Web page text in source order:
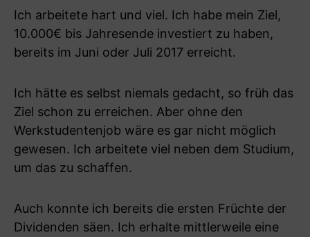
Ich arbeitete hart und viel. Ich habe mein Ziel,
10.000€ bis Jahresende investiert zu haben,
bereits im Juni oder Juli 2017 erreicht.
Ich hätte es selbst niemals gedacht, so früh das
Ziel schon zu erreichen. Aber ohne den
Werkstudentenjob wäre es gar nicht möglich
gewesen. Ich arbeitete viel neben dem Studium,
um das zu schaffen.
Auch konnte ich bereits die ersten Früchte der
Dividenden säen. Ich erhalte mittlerweile eine